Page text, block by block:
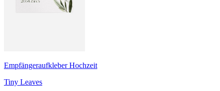
Empfängeraufkleber Hochzeit
Tiny Leaves